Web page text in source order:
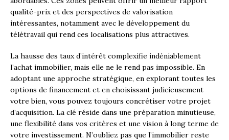
qualité-prix et des perspectives de valorisation
intéressantes, notamment avec le développement du
télétravail qui rend ces localisations plus attractives.
La hausse des taux d’intérêt complexifie indéniablement
l’achat immobilier, mais elle ne le rend pas impossible. En
adoptant une approche stratégique, en explorant toutes les
options de financement et en choisissant judicieusement
votre bien, vous pouvez toujours concrétiser votre projet
d’acquisition. La clé réside dans une préparation minutieuse,
une flexibilité dans vos critères et une vision à long terme de
votre investissement. N’oubliez pas que l’immobilier reste